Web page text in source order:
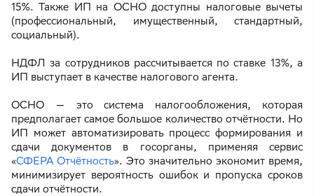
15%. Также ИП на ОСНО доступны налоговые вычеты
(профессиональный, имущественный, стандартный,
социальный).
НДФЛ за сотрудников рассчитывается по ставке 13%, а
ИП выступает в качестве налогового агента.
ОСНО — это система налогообложения, которая
предполагает самое большое количество отчётности. Но
ИП может автоматизировать процесс формирования и
сдачи документов в госорганы, применяя сервис
«СФЕРА Отчётность». Это значительно экономит время,
минимизирует вероятность ошибок и пропуска сроков
сдачи отчётности.